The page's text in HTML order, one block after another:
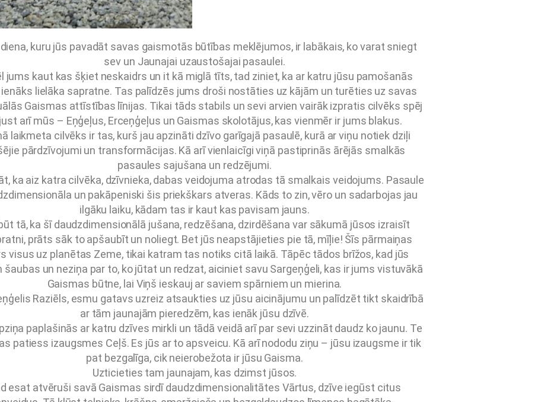
kuru jūs pavadāt savas gaismotās būtības meklējumos, ir labākais, ko varat sniegt
sev un Jaunajai uzaustošajai pasaulei.
jums kaut kas šķiet neskaidrs un it kā miglā tīts, tad ziniet, ka ar katru jūsu pamošanās
ienāks lielāka sapratne. Tas palīdzēs jums droši nostāties uz kājām un turēties uz savas
Gaismas attīstības līnijas. Tikai tāds stabils un sevi arvien vairāk izpratis cilvēks spēj
arī mūs – Eņģeļus, Erceņģeļus un Gaismas skolotājus, kas vienmēr ir jums blakus.
laikmeta cilvēks ir tas, kurš jau apzināti dzīvo garīgajā pasaulē, kurā ar viņu notiek dziļi
pārdzīvojumi un transformācijas. Kā arī vienlaicīgi viņā pastiprinās ārējās smalkās
pasaules sajušana un redzējumi.
ka aiz katra cilvēka, dzīvnieka, dabas veidojuma atrodas tā smalkais veidojums. Pasaule
un pakāpeniski šis priekškars atveras. Kāds to zin, vēro un sadarbojas jau
ilgāku laiku, kādam tas ir kaut kas pavisam jauns.
tā, ka šī daudzdimensionālā jušana, redzēšana, dzirdēšana var sākumā jūsos izraisīt
prāts sāk to apšaubīt un noliegt. Bet jūs neapstājieties pie tā, mīļie! Šīs pārmaiņas
visus uz planētas Zeme, tikai katram tas notiks citā laikā. Tāpēc tādos brīžos, kad jūs
šaubas un neziņa par to, ko jūtat un redzat, aiciniet savu Sargeņģeli, kas ir jums vistuvākā
Gaismas būtne, lai Viņš ieskauj ar saviem spārniem un mierina.
Raziēls, esmu gatavs uzreiz atsaukties uz jūsu aicinājumu un palīdzēt tikt skaidrībā
ar tām jaunajām pieredzēm, kas ienāk jūsu dzīvē.
paplašinās ar katru dzīves mirkli un tādā veidā arī par sevi uzzināt daudz ko jaunu. Te
patiess izaugsmes Ceļš. Es jūs ar to apsveicu. Kā arī nododu ziņu – jūsu izaugsme ir tik
pat bezgalīga, cik neierobežota ir jūsu Gaisma.
Uzticieties tam jaunajam, kas dzimst jūsos.
esat atvēruši savā Gaismas sirdī daudzdimensionalitātes Vārtus, dzīve iegūst citus